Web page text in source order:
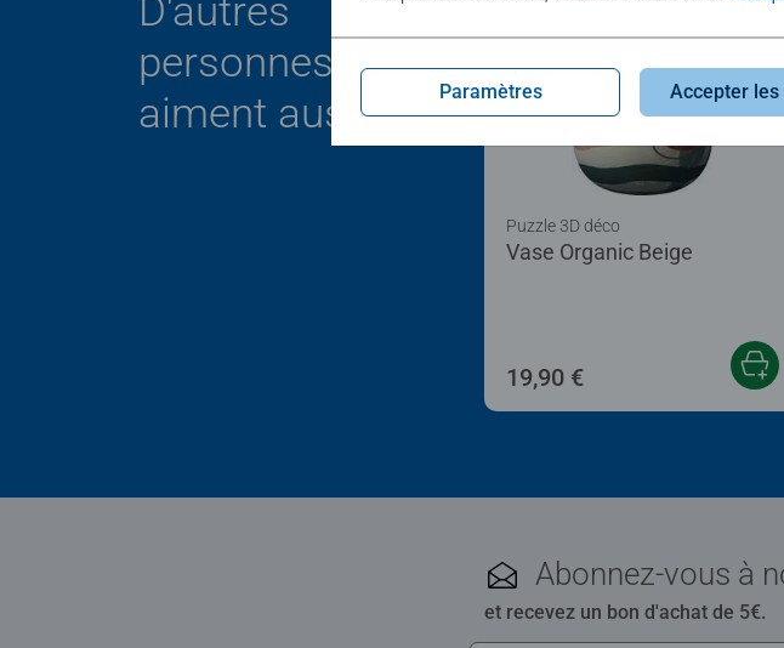
D'autres
personnes
aiment aussi
Vase Organic Beige
Puzzle 3D déco
19,90 €
Abonnez-vous à
et recevez un bon d'achat de 5€.
Paramètres Accepter